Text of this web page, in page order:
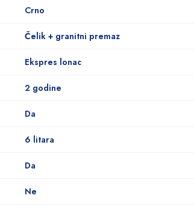
Crno
Čelik + granitni premaz
Ekspres lonac
2 godine
Da
6 litara
Da
Ne